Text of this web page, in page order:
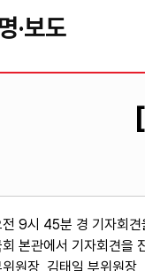
·보도
9시 45분 경 기자회견
본관에서 기자회견을
원장, 김태일 부위원장